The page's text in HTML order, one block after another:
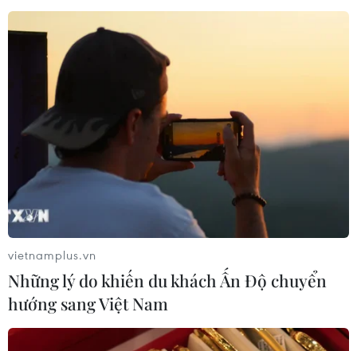
vietnamplus.vn
Những lý do khiến du khách Ấn Độ chuyển
hướng sang Việt Nam